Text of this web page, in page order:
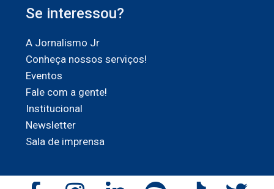
Se interessou?
A Jornalismo Jr
Conheça nossos serviços!
Eventos
Fale com a gente!
Institucional
Newsletter
Sala de imprensa